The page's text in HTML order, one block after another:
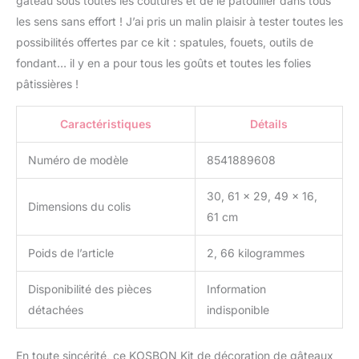
pour les débutants de
tous âges et niveaux de
fabrication de gâteaux.
Excellentes fournitures
nos fournitures de
comprennent 48
embouts de glaçage
avec numéro et
graphique, 7 pointes
russes et 9 stylos
sculptés. Vous pouvez
divers gâteaux avec tous
gâteaux en classe de
Comprend 200 moules à
les sens sans effort ! J’ai pris un malin plaisir à tester toutes les
possibilités offertes par ce kit : spatules, fouets, outils de
fondant… il y en a pour tous les goûts et toutes les folies
pâtissières !
Caractéristiques Détails
Numéro de modèle 8541889608
Dimensions du colis
30, 61 x 29, 49 x 16,
61 cm
Poids de l’article 2, 66 kilogrammes
Disponibilité des pièces
détachées
Information
indisponible
En toute sincérité, ce KOSBON Kit de décoration de gâteaux